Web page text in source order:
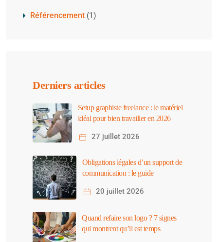
Référencement (1)
Derniers articles
Setup graphiste freelance : le matériel
idéal pour bien travailler en 2026
27 juillet 2026
Obligations légales d’un support de
communication : le guide
20 juillet 2026
Quand refaire son logo ? 7 signes
qui montrent qu’il est temps